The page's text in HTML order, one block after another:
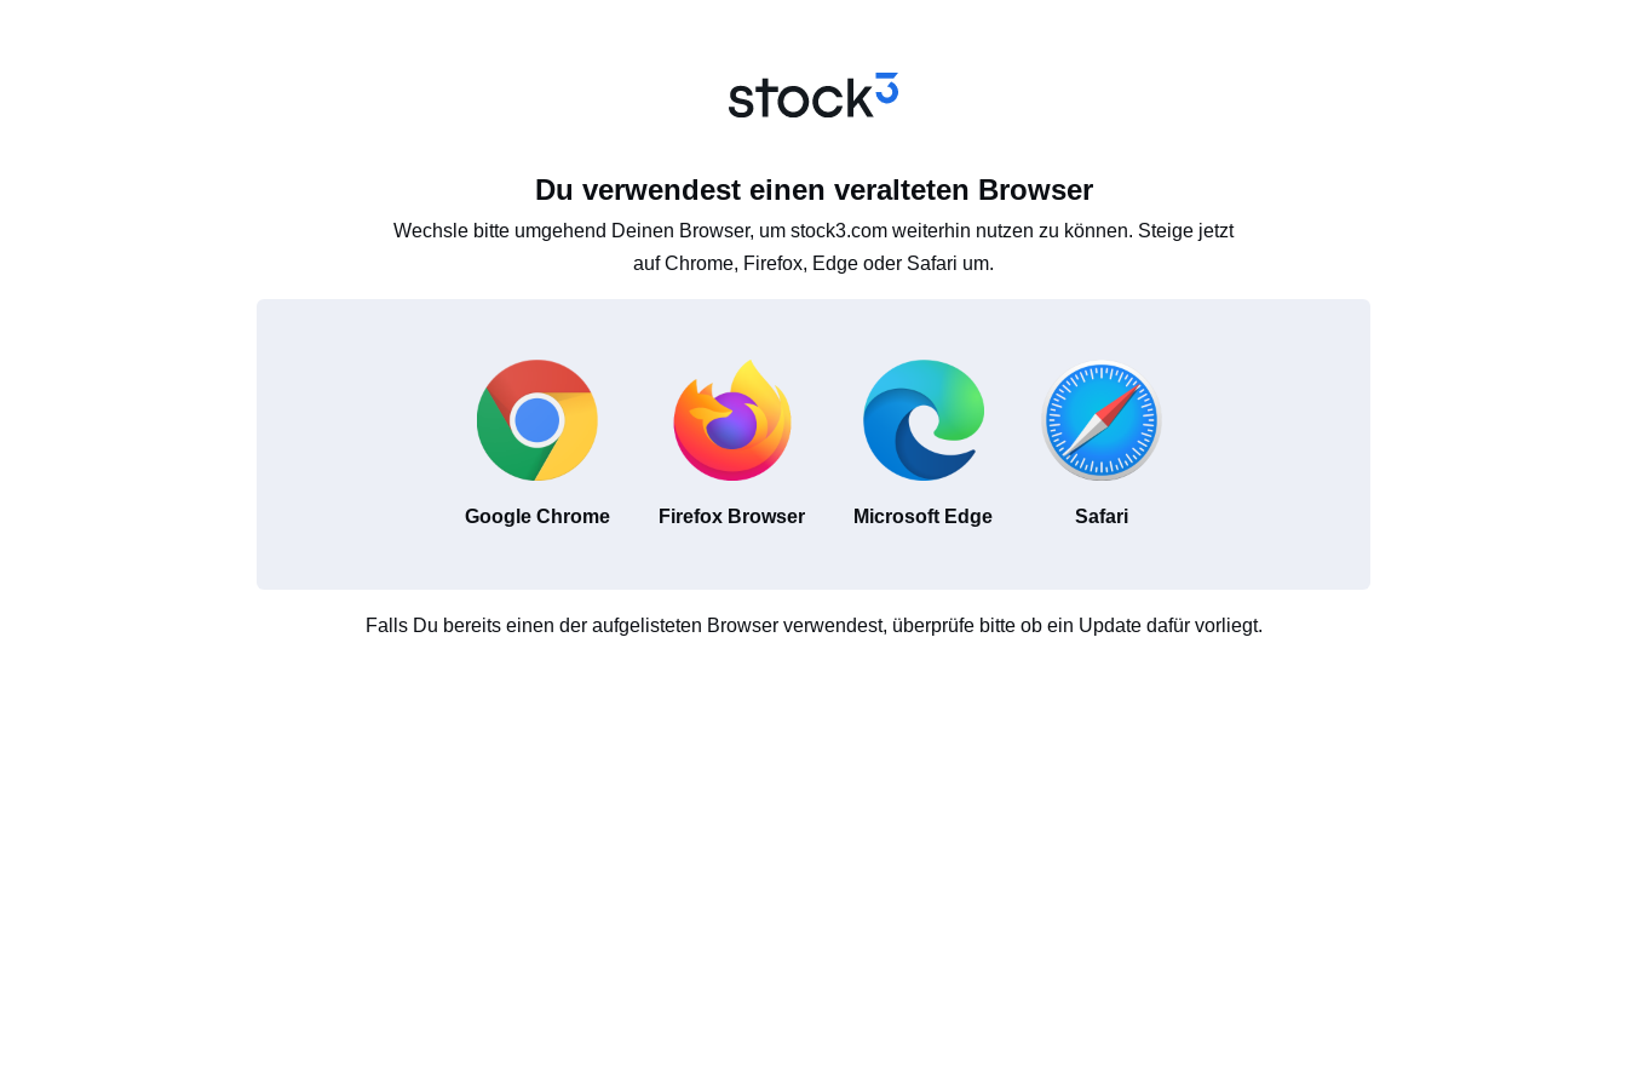
Du verwendest einen veralteten Browser
Wechsle bitte umgehend Deinen Browser, um stock3.com weiterhin nutzen zu können. Steige jetzt
auf Chrome, Firefox, Edge oder Safari um.
Google Chrome Firefox Browser Microsoft Edge Safari
Falls Du bereits einen der aufgelisteten Browser verwendest, überprüfe bitte ob ein Update dafür vorliegt.